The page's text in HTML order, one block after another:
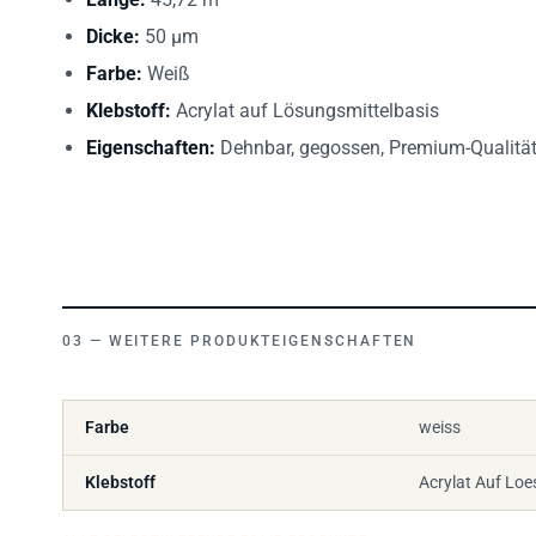
Dicke: 50 µm
Farbe: Weiß
Klebstoff: Acrylat auf Lösungsmittelbasis
Eigenschaften: Dehnbar, gegossen, Premium-Qualität
WEITERE PRODUKTEIGENSCHAFTEN
Farbe weiss
Klebstoff Acrylat Auf